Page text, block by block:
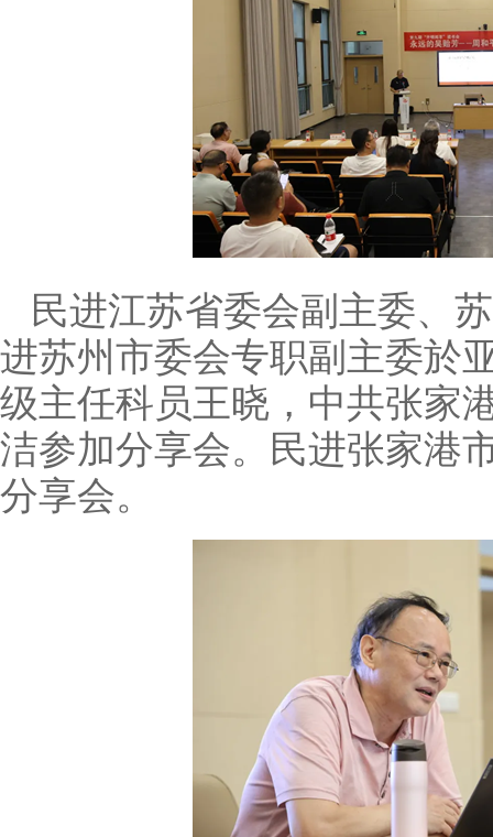
民进江苏省委会副主委、
进苏州市委会专职副主委於
级主任科员王晓，中共张家
洁参加分享会。民进张家港
分享会。